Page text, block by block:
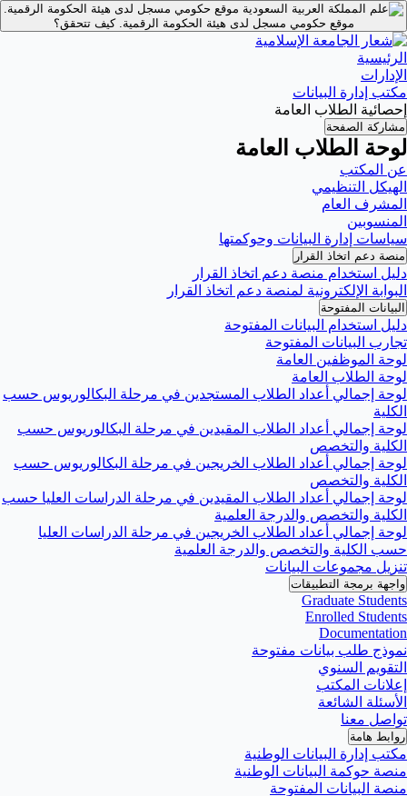
موقع حكومي مسجل لدى هيئة الحكومة الرقمية.
موقع حكومي مسجل لدى هيئة الحكومة الرقمية.كيف تتحقق؟
الرئيسية
الإدارات
مكتب إدارة البيانات
إحصائية الطلاب العامة
مشاركة الصفحة
لوحة الطلاب العامة
عن المكتب
الهيكل التنظيمي
المشرف العام
المنسوبين
سياسات إدارة البيانات وحوكمتها
منصة دعم اتخاذ القرار
دليل استخدام منصة دعم اتخاذ القرار
البوابة الإلكترونية لمنصة دعم اتخاذ القرار
البيانات المفتوحة
دليل استخدام البيانات المفتوحة
تجارب البيانات المفتوحة
لوحة الموظفين العامة
لوحة الطلاب العامة
لوحة إجمالي أعداد الطلاب المستجدين في مرحلة البكالوريوس حسب
الكلية
لوحة إجمالي أعداد الطلاب المقيدين في مرحلة البكالوريوس حسب
الكلية والتخصص
لوحة إجمالي أعداد الطلاب الخريجين في مرحلة البكالوريوس حسب
الكلية والتخصص
لوحة إجمالي أعداد الطلاب المقيدين في مرحلة الدراسات العليا حسب
الكلية والتخصص والدرجة العلمية
لوحة إجمالي أعداد الطلاب الخريجين في مرحلة الدراسات العليا
حسب الكلية والتخصص والدرجة العلمية
تنزيل مجموعات البيانات
واجهة برمجة التطبيقات
Graduate Students
Enrolled Students
Documentation
نموذج طلب بيانات مفتوحة
التقويم السنوي
إعلانات المكتب
الأسئلة الشائعة
تواصل معنا
روابط هامة
مكتب إدارة البيانات الوطنية
منصة حوكمة البيانات الوطنية
منصة البيانات المفتوحة